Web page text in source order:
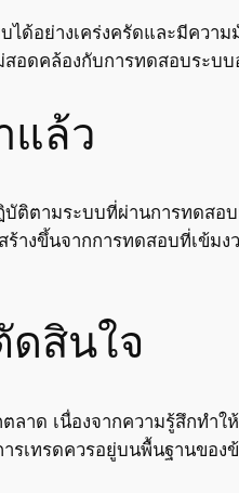
ด้อย่างเคร่งครัดและมีควา
สอดคล้องกับการทดสอบระบบ
แล้ว
บัติตามระบบที่ผ่านการทดสอ
างขึ้นจากการทดสอบที่เข้ม
ดสินใจ
ด เนื่องจากความรู้สึกทำใ
เทรดควรอยู่บนพื้นฐานของ